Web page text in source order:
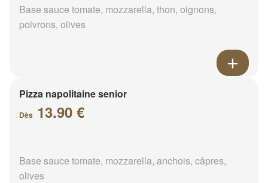
Base sauce tomate, mozzarella, thon, oignons,
poivrons, olives
Pizza napolitaine senior
Dès 13.90 €
Base sauce tomate, mozzarella, anchois, câpres,
olives